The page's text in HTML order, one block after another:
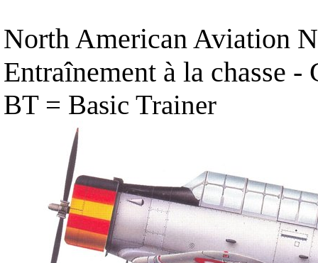
North American Aviation
Entraînement à la chasse
BT = Basic Trainer